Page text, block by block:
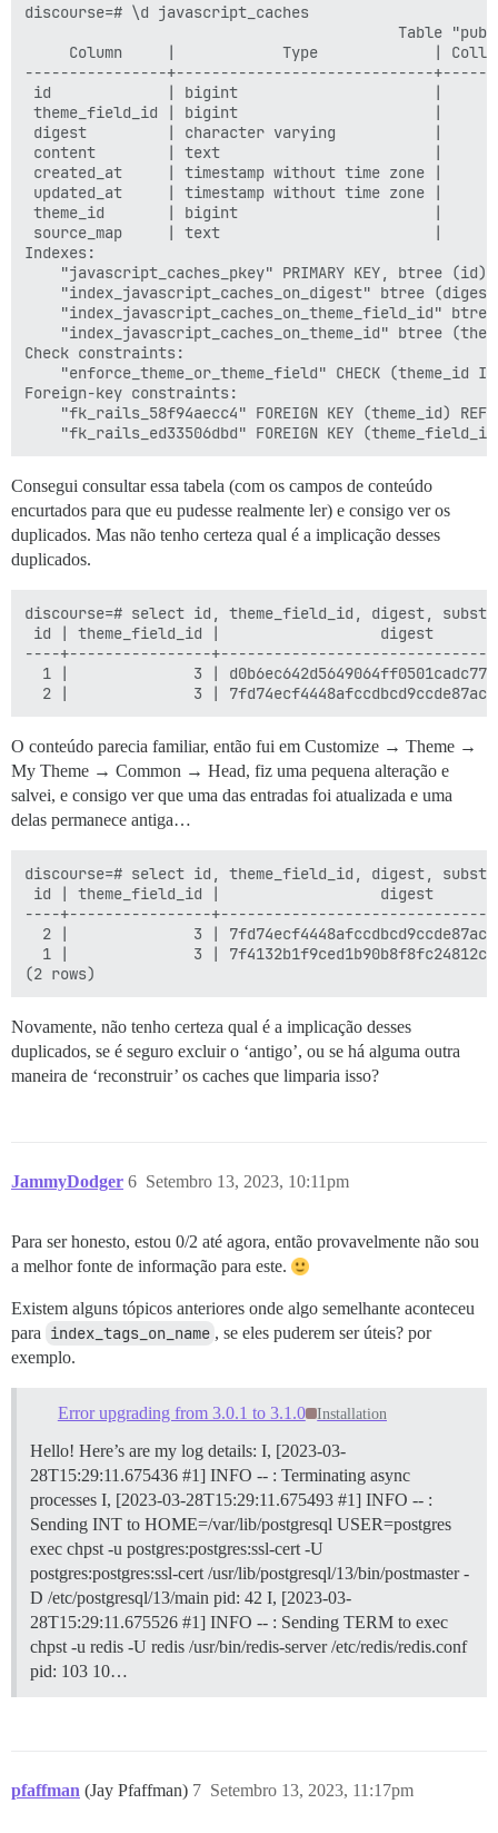
discourse=# \d javascript_caches
Table
Column     |            Type             |
----------------+-----------------------------
id             | bigint                      |           |
theme_field_id | bigint                      |
digest         | character varying           |
content        | text                        |
created_at     | timestamp without time zone |
updated_at     | timestamp without time zone |
theme_id       | bigint                      |
source_map     | text                        |
Indexes:
    "javascript_caches_pkey" PRIMARY KEY, btree (id)
"index_javascript_caches_on_digest" btree
"index_javascript_caches_on_theme_field_id"
"index_javascript_caches_on_theme_id" btree
Check constraints:
"enforce_theme_or_theme_field" CHECK (theme_id
Foreign-key constraints:
"fk_rails_58f94aecc4" FOREIGN KEY (theme_id)
Consegui consultar essa tabela (com os campos de conteúdo
encurtados para que eu pudesse realmente ler) e consigo ver os
duplicados. Mas não tenho certeza qual é a implicação desses
duplicados.
discourse=# select id, theme_field_id, digest,
id | theme_field_id |                  digest
----+----------------
1 |              3 |
O conteúdo parecia familiar, então fui em Customize → Theme →
My Theme → Common → Head, fiz uma pequena alteração e
salvei, e consigo ver que uma das entradas foi atualizada e uma
delas permanece antiga…
discourse=# select id, theme_field_id, digest,
id | theme_field_id |                  digest
----+----------------
2 |              3 |
1 |              3 |
Novamente, não tenho certeza qual é a implicação desses
duplicados, se é seguro excluir o ‘antigo’, ou se há alguma outra
maneira de ‘reconstruir’ os caches que limparia isso?
JammyDodger Setembro 13, 2023, 10:11pm
6
Para ser honesto, estou 0/2 até agora, então provavelmente não sou
a melhor fonte de informação para este.
Existem alguns tópicos anteriores onde algo semelhante aconteceu
para index_tags_on_name , se eles puderem ser úteis? por
exemplo.
Error upgrading from 3.0.1 to 3.1.0 Installation
Hello! Here’s are my log details: I, [2023-03-
28T15:29:11.675436 #1] INFO -- : Terminating async
processes I, [2023-03-28T15:29:11.675493 #1] INFO -- :
Sending INT to HOME=/var/lib/postgresql USER=postgres
exec chpst -u postgres:postgres:ssl-cert -U
postgres:postgres:ssl-cert /usr/lib/postgresql/13/bin/postmaster -
D /etc/postgresql/13/main pid: 42 I, [2023-03-
28T15:29:11.675526 #1] INFO -- : Sending TERM to exec
chpst -u redis -U redis /usr/bin/redis-server /etc/redis/redis.conf
pid: 103 10…
pfaffman (Jay Pfaffman) Setembro 13, 2023, 11:17pm
7